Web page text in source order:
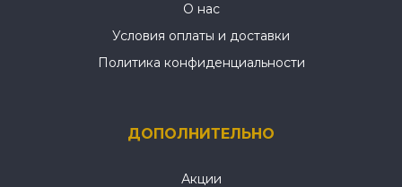
О нас
Условия оплаты и доставки
Политика конфиденциальности
ДОПОЛНИТЕЛЬНО
Акции